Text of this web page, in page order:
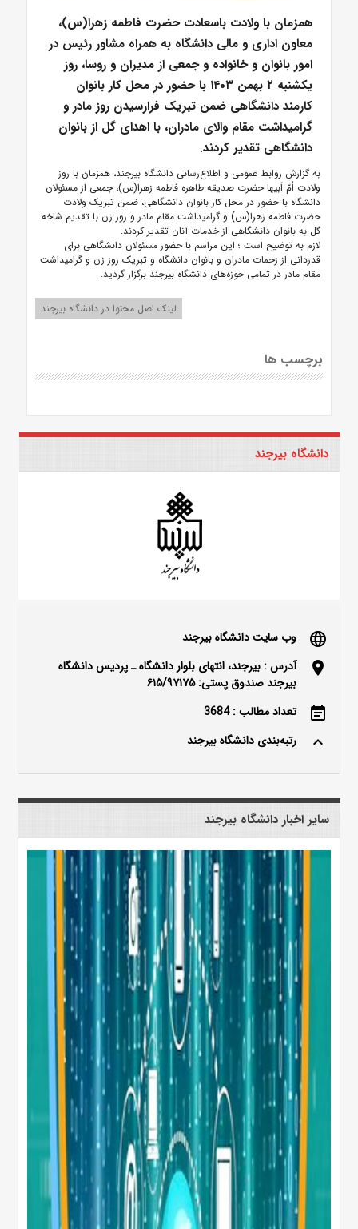
همزمان با ولادت باسعادت حضرت فاطمه زهرا(س)،
معاون اداری و مالی دانشگاه به همراه مشاور رئیس در
امور بانوان و خانواده و جمعی از مدیران و روسا، روز
یکشنبه ۲ بهمن ۱۴۰۳ با حضور در محل کار بانوان
کارمند دانشگاهی ضمن تبریک فرارسیدن روز مادر و
گرامیداشت مقام والای مادران، با اهدای گل از بانوان
دانشگاهی تقدیر کردند.
به گزارش روابط عمومی و اطلاع‌رسانی دانشگاه بیرجند، همزمان با روز
ولادت اُمّ اَبیها حضرت صدیقه طاهره فاطمه زهرا(س)، جمعی از مسئولان
دانشگاه با حضور در محل کار بانوان دانشگاهی، ضمن تبریک ولادت
حضرت فاطمه زهرا(س) و گرامیداشت مقام مادر و روز زن با تقدیم شاخه
گل به بانوان دانشگاهی از خدمات آنان تقدیر کردند.
لازم به توضیح است ؛ این مراسم با حضور مسئولان دانشگاهی برای
قدردانی از زحمات مادران و بانوان دانشگاه و تبریک روز زن و گرامیداشت
مقام مادر در تمامی حوزه‌های دانشگاه بیرجند برگزار گردید.
لینک اصل محتوا در دانشگاه بیرجند
برچسب ها
دانشگاه بیرجند
language وب سایت دانشگاه بیرجند
location_on
آدرس : بیرجند، انتهای بلوار دانشگاه ـ پردیس دانشگاه
بیرجند صندوق پستی: ۶۱۵/۹۷۱۷۵
event_note تعداد مطالب : 3684
keyboard_arrow_up رتبه‌بندی دانشگاه بیرجند
سایر اخبار دانشگاه بیرجند